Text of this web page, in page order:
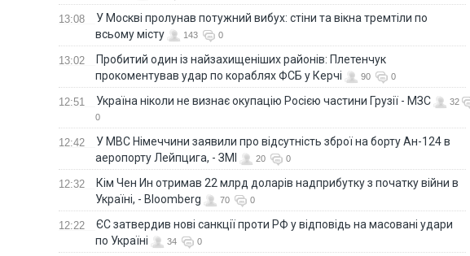
13:08
У Москві пролунав потужний вибух: стіни та вікна тремтіли по
всьому місту
143 0
13:02
Пробитий один із найзахищеніших районів: Плетенчук
прокоментував удар по кораблях ФСБ у Керчі
90 0
12:51 Україна ніколи не визнає окупацію Росією частини Грузії - МЗС
32
0
12:42
У МВС Німеччини заявили про відсутність зброї на борту Ан-124 в
аеропорту Лейпцига, - ЗМІ
20 0
12:32
Кім Чен Ин отримав 22 млрд доларів надприбутку з початку війни в
Україні, - Bloomberg
70 0
12:22
ЄС затвердив нові санкції проти РФ у відповідь на масовані удари
по Україні
34 0